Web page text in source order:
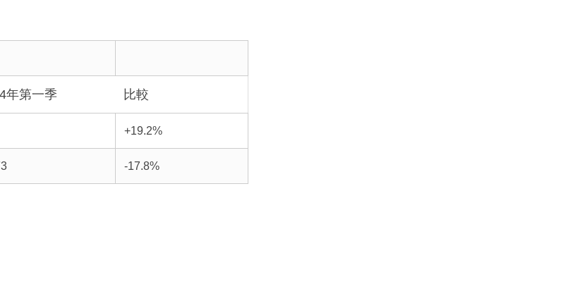
年第一季 比較
+19.2%
-17.8%